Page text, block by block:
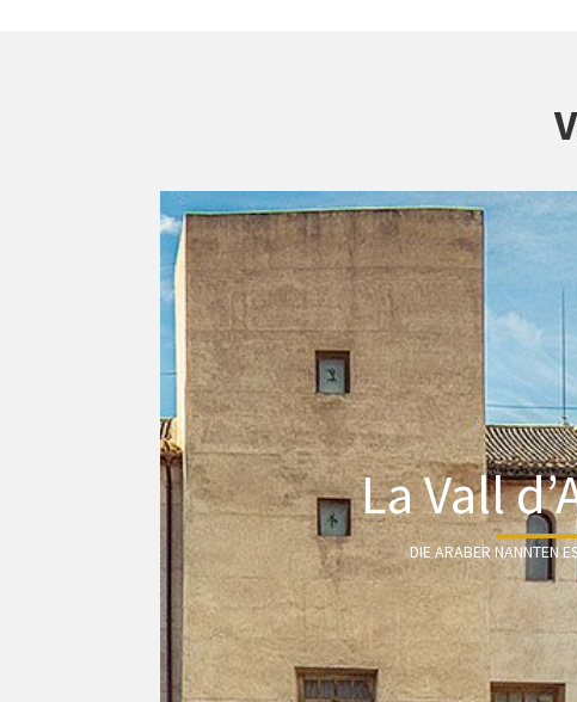
La Vall
DIE ARABER NANNTEN